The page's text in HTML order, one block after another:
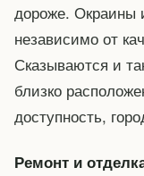
дороже. Окраины
независимо от
Сказываются и
близко
доступность,
Ремонт и